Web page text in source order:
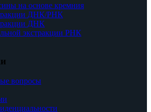
на основе кремния
ДНК/РНК
ДНК
экстракции РНК
вопросы